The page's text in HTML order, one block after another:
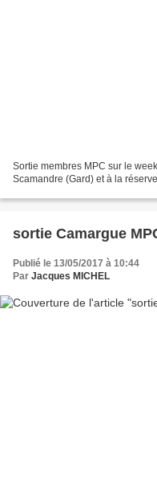
Sortie membres MPC sur le
Scamandre (Gard) et à la
sortie Camargue
Publié le 13/05/2017 à 10:44
Par Jacques MICHEL